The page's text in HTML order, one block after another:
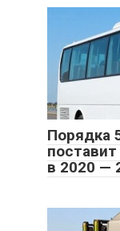
Порядка
в 2020 —